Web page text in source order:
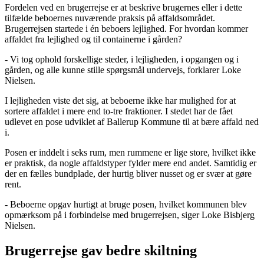
Fordelen ved en brugerrejse er at beskrive brugernes eller i dette
tilfælde beboernes nuværende praksis på affaldsområdet.
Brugerrejsen startede i én beboers lejlighed. For hvordan kommer
affaldet fra lejlighed og til containerne i gården?
- Vi tog ophold forskellige steder, i lejligheden, i opgangen og i
gården, og alle kunne stille spørgsmål undervejs, forklarer Loke
Nielsen.
I lejligheden viste det sig, at beboerne ikke har mulighed for at
sortere affaldet i mere end to-tre fraktioner. I stedet har de fået
udlevet en pose udviklet af Ballerup Kommune til at bære affald ned
i.
Posen er inddelt i seks rum, men rummene er lige store, hvilket ikke
er praktisk, da nogle affaldstyper fylder mere end andet. Samtidig er
der en fælles bundplade, der hurtig bliver nusset og er svær at gøre
rent.
- Beboerne opgav hurtigt at bruge posen, hvilket kommunen blev
opmærksom på i forbindelse med brugerrejsen, siger Loke Bisbjerg
Nielsen.
Brugerrejse gav bedre skiltning